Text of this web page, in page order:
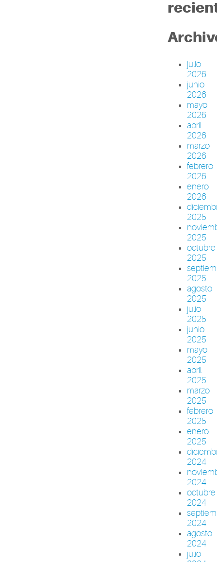
julio
2026
junio
2026
mayo
2026
abril
2026
marzo
2026
febrero
2026
enero
2026
2025
2025
octubre
2025
2025
agosto
2025
julio
2025
junio
2025
mayo
2025
abril
2025
marzo
2025
febrero
2025
enero
2025
2024
2024
octubre
2024
2024
agosto
2024
julio